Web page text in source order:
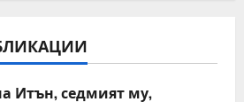
Итън, седмият му,